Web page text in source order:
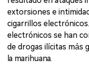
extorsiones e
cigarrillos
electrónicos se han
de drogas ilícitas más
la marihuana.